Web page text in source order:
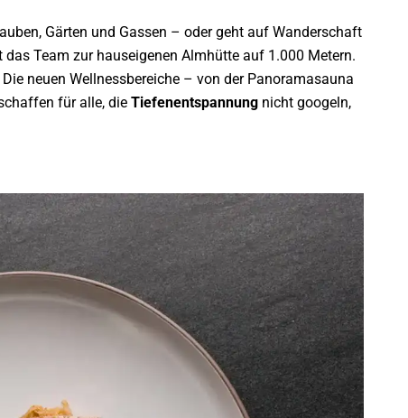
Gärten und Gassen – oder geht auf Wanderschaft
Team zur hauseigenen Almhütte auf 1.000 Metern.
neuen Wellnessbereiche – von der Panoramasauna
für alle, die Tiefenentspannung nicht googeln,